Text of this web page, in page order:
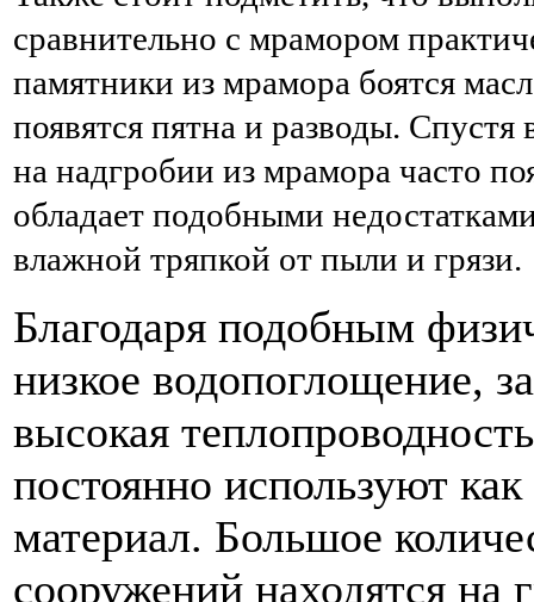
сравнительно с мрамором
памятники из мрамора боятся
появятся пятна и разводы. Спустя
на надгробии из мрамора часто
обладает подобными
влажной тряпкой от пыли и грязи.
Благодаря подобным
низкое водопоглощение,
высокая
постоянно используют
материал. Большое
сооружений находятся